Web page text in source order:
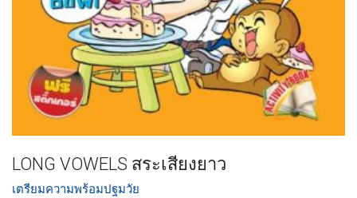
LONG VOWELS สระเสียงยาว
เตรียมความพร้อมปฐมวัย